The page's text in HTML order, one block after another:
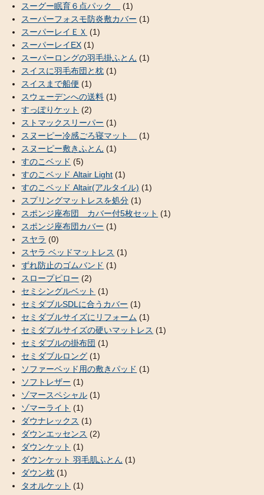
スーグー眠育６点パック
(1)
スーパーフォスモ防炎敷カバー (1)
スーパーレイＥＸ (1)
スーパーレイEX (1)
スーパーロングの羽毛掛ふとん (1)
スイスに羽毛布団と枕 (1)
スイスまで船便 (1)
スウェーデンへの送料 (1)
すっぽりケット (2)
ストマックスリーパー (1)
スヌーピー冷感ごろ寝マット
(1)
スヌーピー敷きふとん (1)
すのこベッド (5)
すのこベッド Altair Light (1)
すのこベッド Altair(アルタイル) (1)
スプリングマットレスを処分 (1)
スポンジ座布団 カバー付5枚セット (1)
スポンジ座布団カバー (1)
スヤラ (0)
スヤラ ベッドマットレス (1)
ずれ防止のゴムバンド (1)
スロープピロー (2)
セミシングルベット (1)
セミダブルSDLに合うカバー (1)
セミダブルサイズにリフォーム (1)
セミダブルサイズの硬いマットレス (1)
セミダブルの掛布団 (1)
セミダブルロング (1)
ソファーベッド用の敷きパッド (1)
ソフトレザー (1)
ゾマースペシャル (1)
ゾマーライト (1)
ダウナレックス (1)
ダウンエッセンス (2)
ダウンケット (1)
ダウンケット 羽毛肌ふとん (1)
ダウン枕 (1)
タオルケット (1)